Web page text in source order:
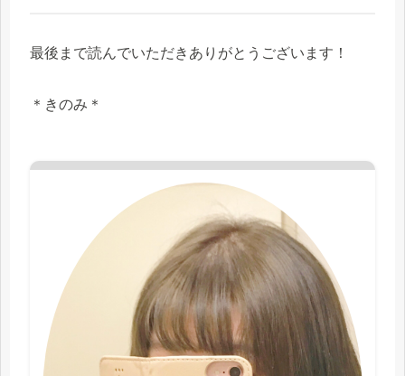
最後まで読んでいただきありがとうございます！
＊きのみ＊